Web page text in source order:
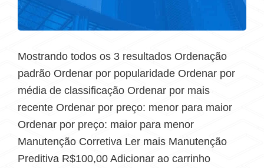
Mostrando todos os 3 resultados Ordenação
padrão Ordenar por popularidade Ordenar por
média de classificação Ordenar por mais
recente Ordenar por preço: menor para maior
Ordenar por preço: maior para menor
Manutenção Corretiva Ler mais Manutenção
Preditiva R$100,00 Adicionar ao carrinho